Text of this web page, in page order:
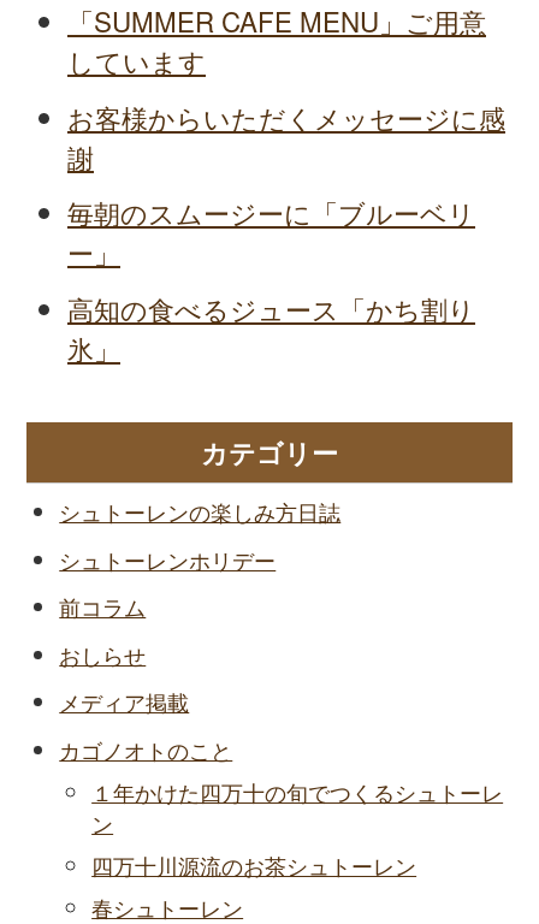
「SUMMER CAFE MENU」ご用意
しています
お客様からいただくメッセージに感
謝
毎朝のスムージーに「ブルーベリ
ー」
高知の食べるジュース「かち割り
氷」
カテゴリー
シュトーレンの楽しみ方日誌
シュトーレンホリデー
前コラム
おしらせ
メディア掲載
カゴノオトのこと
１年かけた四万十の旬でつくるシュトーレ
ン
四万十川源流のお茶シュトーレン
春シュトーレン